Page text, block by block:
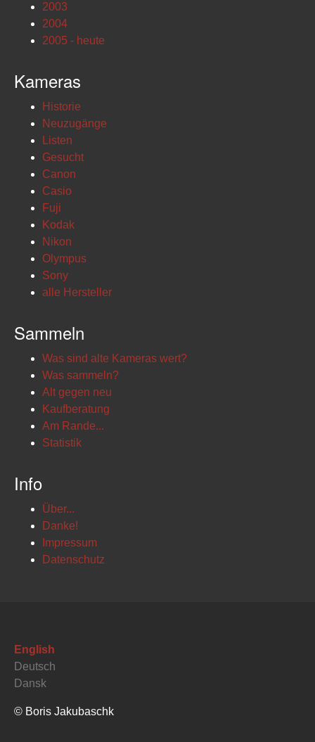
2003
2004
2005 - heute
Kameras
Historie
Neuzugänge
Listen
Gesucht
Canon
Casio
Fuji
Kodak
Nikon
Olympus
Sony
alle Hersteller
Sammeln
Was sind alte Kameras wert?
Was sammeln?
Alt gegen neu
Kaufberatung
Am Rande...
Statistik
Info
Über...
Danke!
Impressum
Datenschutz
English
Deutsch
Dansk
© Boris Jakubaschk